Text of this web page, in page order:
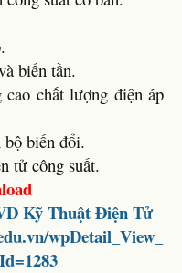
biến tần.
chất lượng điện áp
biến đổi.
tử công suất.
Kỹ Thuật Điện Tử
wpDetail_View_